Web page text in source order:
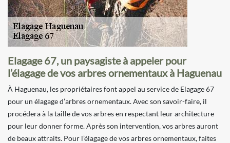
Elagage 67, un paysagiste à appeler pour
l’élagage de vos arbres ornementaux à Haguenau
À Haguenau, les propriétaires font appel au service de Elagage 67
pour un élagage d’arbres ornementaux. Avec son savoir-faire, il
procédera à la taille de vos arbres en respectant leur architecture
pour leur donner forme. Après son intervention, vos arbres auront
de beaux attraits. Pour l’élagage de vos arbres ornementaux, faites